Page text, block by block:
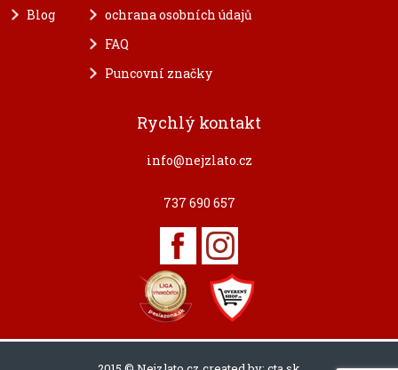
Blog
ochrana osobních údajů
FAQ
Puncovní značky
Rychlý kontakt
info@nejzlato.cz
737 690 657